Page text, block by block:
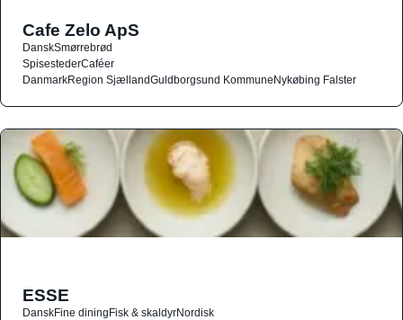
Cafe Zelo ApS
DanskSmørrebrød
SpisestederCaféer
DanmarkRegion SjællandGuldborgsund KommuneNykøbing Falster
ESSE
DanskFine diningFisk & skaldyrNordisk